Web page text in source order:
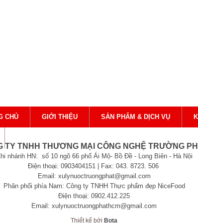
CHỦ GIỚI THIỆU SẢN PHẨM & DỊCH VỤ
TY TNHH THƯƠNG MẠI CÔNG NGHỆ TRƯỜNG
nhánh HN: số 10 ngõ 66 phố Ái Mộ- Bồ Đề - Long Biên - Hà Nội
Điện thoại: 0903404151 | Fax: 043. 8723. 506
Email: xulynuoctruongphat@gmail.com
Phân phối phía Nam: Công ty TNHH Thực phẩm đẹp NiceFood
Điện thoại: 0902.412.225
Email: xulynuoctruongphathcm@gmail.com
Thiết kế bởi Bota